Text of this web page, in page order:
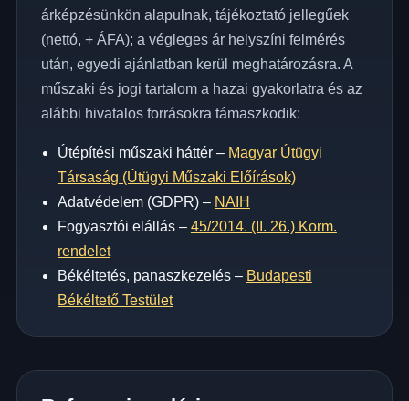
árképzésünkön alapulnak, tájékoztató jellegűek
(nettó, + ÁFA); a végleges ár helyszíni felmérés
után, egyedi ajánlatban kerül meghatározásra. A
műszaki és jogi tartalom a hazai gyakorlatra és az
alábbi hivatalos forrásokra támaszkodik:
Útépítési műszaki háttér – Magyar Útügyi
Társaság (Útügyi Műszaki Előírások)
Adatvédelem (GDPR) – NAIH
Fogyasztói elállás – 45/2014. (II. 26.) Korm.
rendelet
Békéltetés, panaszkezelés – Budapesti
Békéltető Testület